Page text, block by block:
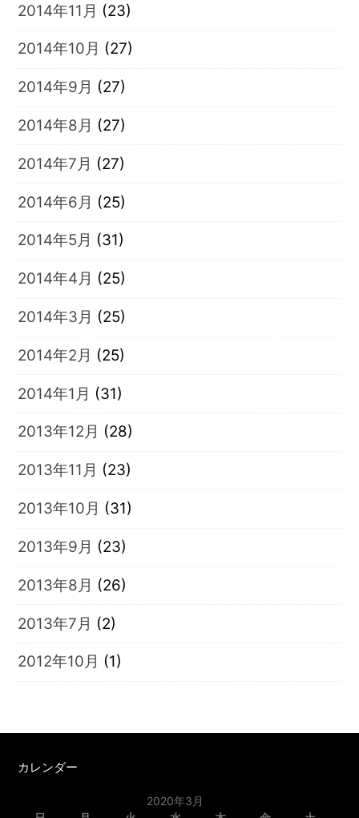
2014年11月 (23)
2014年10月 (27)
2014年9月 (27)
2014年8月 (27)
2014年7月 (27)
2014年6月 (25)
2014年5月 (31)
2014年4月 (25)
2014年3月 (25)
2014年2月 (25)
2014年1月 (31)
2013年12月 (28)
2013年11月 (23)
2013年10月 (31)
2013年9月 (23)
2013年8月 (26)
2013年7月 (2)
2012年10月 (1)
カレンダー
2020年3月